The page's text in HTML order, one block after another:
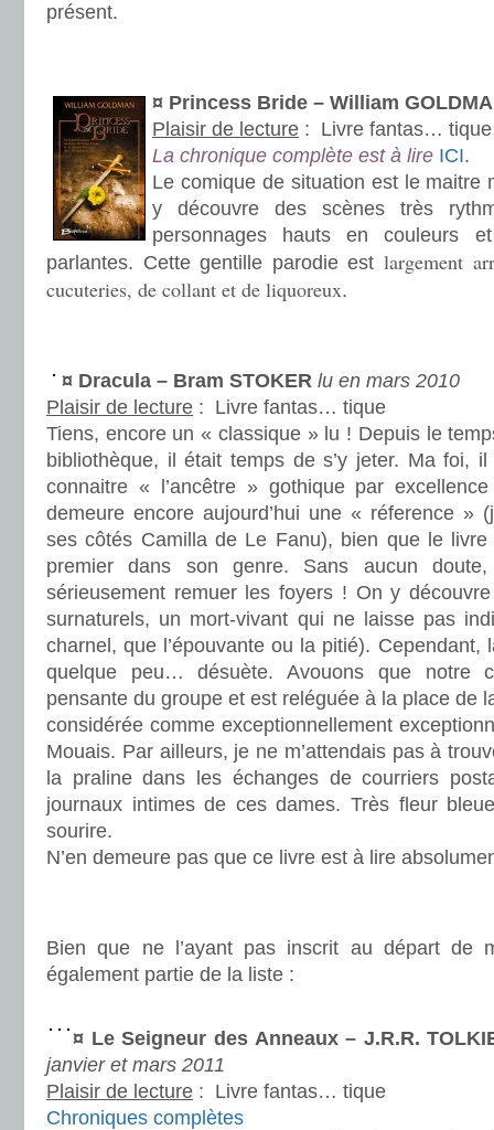
présent.
¤ Princess Bride – William
Plaisir de lecture : Livre fantas… tique
La chronique complète est à lire ICI.
Le comique de situation est le maitre
y découvre des scènes très
personnages hauts en couleurs
parlantes. Cette gentille parodie est largement
cucuteries, de collant et de liquoreux.
¤ Dracula – Bram STOKER lu en mars 2010
Plaisir de lecture : Livre fantas… tique
Tiens, encore un « classique » lu ! Depuis le
bibliothèque, il était temps de s’y jeter. Ma foi,
connaitre « l’ancêtre » gothique par
demeure encore aujourd’hui une « réference »
ses côtés Camilla de Le Fanu), bien que le livre
premier dans son genre. Sans aucun
sérieusement remuer les foyers ! On y
surnaturels, un mort-vivant qui ne laisse pas
charnel, que l’épouvante ou la pitié). Cependant,
quelque peu… désuète. Avouons que notre
pensante du groupe et est reléguée à la place de
considérée comme exceptionnellement
Mouais. Par ailleurs, je ne m’attendais pas à
la praline dans les échanges de courriers
journaux intimes de ces dames. Très fleur
sourire.
N’en demeure pas que ce livre est à lire
Bien que ne l’ayant pas inscrit au départ de
également partie de la liste :
¤ Le Seigneur des Anneaux – J.R.R.
janvier et mars 2011
Plaisir de lecture : Livre fantas… tique
Chroniques complètes